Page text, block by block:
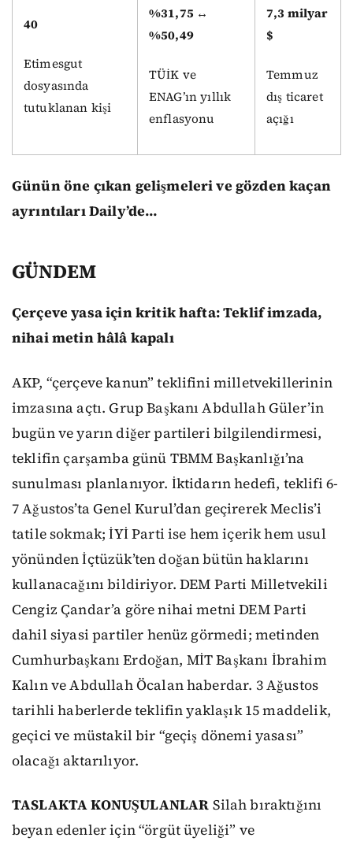
40
Etimesgut
dosyasında
tutuklanan kişi
%31,75 ↔
%50,49
TÜİK ve
ENAG’ın yıllık
enflasyonu
7,3 milyar
$
Temmuz
dış ticaret
açığı
Günün öne çıkan gelişmeleri ve gözden kaçan
ayrıntıları Daily’de…
GÜNDEM
Çerçeve yasa için kritik hafta: Teklif imzada,
nihai metin hâlâ kapalı
AKP, “çerçeve kanun” teklifini milletvekillerinin
imzasına açtı. Grup Başkanı Abdullah Güler’in
bugün ve yarın diğer partileri bilgilendirmesi,
teklifin çarşamba günü TBMM Başkanlığı’na
sunulması planlanıyor. İktidarın hedefi, teklifi 6-
7 Ağustos’ta Genel Kurul’dan geçirerek Meclis’i
tatile sokmak; İYİ Parti ise hem içerik hem usul
yönünden İçtüzük’ten doğan bütün haklarını
kullanacağını bildiriyor. DEM Parti Milletvekili
Cengiz Çandar’a göre nihai metni DEM Parti
dahil siyasi partiler henüz görmedi; metinden
Cumhurbaşkanı Erdoğan, MİT Başkanı İbrahim
Kalın ve Abdullah Öcalan haberdar. 3 Ağustos
tarihli haberlerde teklifin yaklaşık 15 maddelik,
geçici ve müstakil bir “geçiş dönemi yasası”
olacağı aktarılıyor.
TASLAKTA KONUŞULANLAR Silah bıraktığını
beyan edenler için “örgüt üyeliği” ve